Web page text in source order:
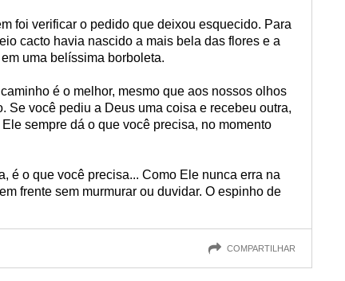
foi verificar o pedido que deixou esquecido. Para
cacto havia nascido a mais bela das flores e a
uma belíssima borboleta.
é o melhor, mesmo que aos nossos olhos
Se você pediu a Deus uma coisa e recebeu outra,
sempre dá o que você precisa, no momento
é o que você precisa... Como Ele nunca erra na
frente sem murmurar ou duvidar. O espinho de
COMPARTILHAR